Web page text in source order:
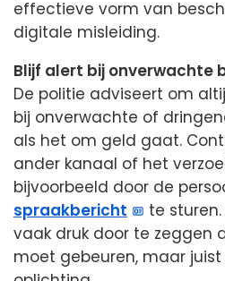
effectieve vorm van
digitale misleiding.
Blijf alert bij onverwachte
De politie adviseert om
bij onverwachte of
als het om geld gaat.
ander kanaal of het
bijvoorbeeld door de
spraakbericht
te
vaak druk door te zeggen
moet gebeuren, maar